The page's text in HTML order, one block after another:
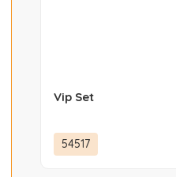
Vip Set
54517